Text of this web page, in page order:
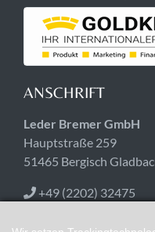
ANSCHRIFT
Leder Bremer GmbH
Hauptstraße 259
51465 Bergisch
+49 (2202) 32475